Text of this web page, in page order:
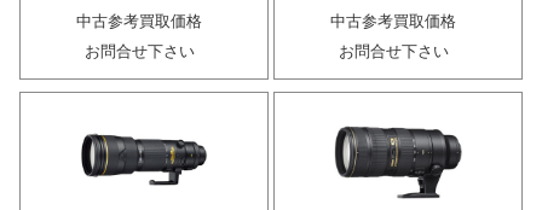
中古参考買取価格
お問合せ下さい
中古参考買取価格
お問合せ下さい